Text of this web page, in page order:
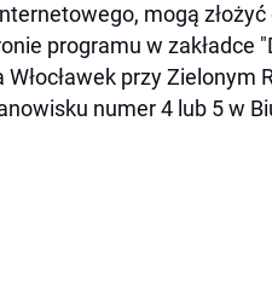
mogą
programu w zakładce
przy Zielonym
numer 4 lub 5 w